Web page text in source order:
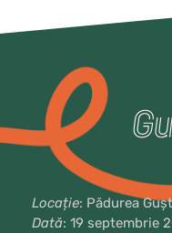
Locație: Pădurea
Dată: 19 septembrie